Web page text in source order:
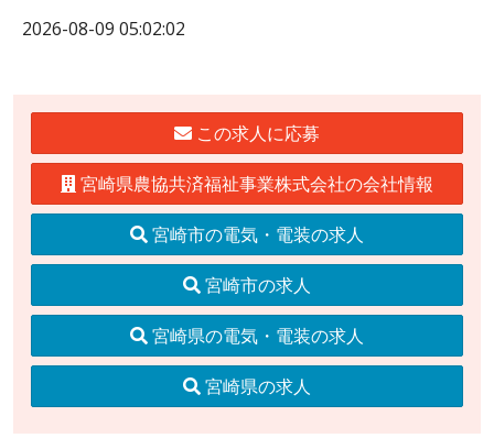
2026-08-09 05:02:02
この求人に応募
宮崎県農協共済福祉事業株式会社の会社情報
宮崎市の電気・電装の求人
宮崎市の求人
宮崎県の電気・電装の求人
宮崎県の求人